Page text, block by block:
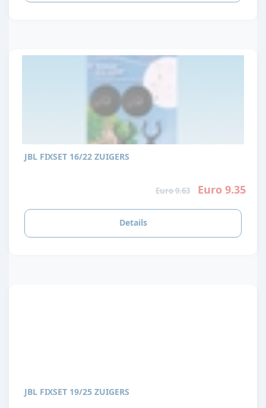
JBL FIXSET 16/22 ZUIGERS
Euro 9.63 Euro 9.35
Details
JBL FIXSET 19/25 ZUIGERS